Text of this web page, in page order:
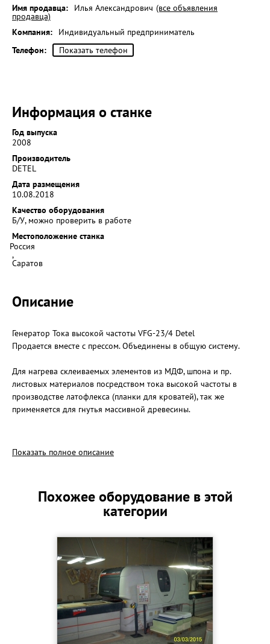
Имя продавца: Илья Александрович (все объявления
продавца)
Компания:
Индивидуальный предприниматель
Телефон:
Показать телефон
Информация о станке
Год выпуска
2008
Производитель
DETEL
Дата размещения
10.08.2018
Качество оборудования
Б/У, можно проверить в работе
Местоположение станка
Россия
,
Саратов
Описание
Генератор Тока высокой частоты VFG-23/4 Detel
Продается вместе с прессом. Объединены в общую систему.
Для нагрева склеиваемых элементов из МДФ, шпона и пр.
листовых материалов посредством тока высокой частоты в
производстве латофлекса (планки для кроватей), так же
применяется для гнутья массивной древесины.
Кол-во выходов (подключений) 2
Кол-во ступеней регулировки 5
Выходной ток 4,6 А
1-я ступень 9,6 кВт
2-я ступень 14,4 кВт
3-я ступень 19,2 кВт
4-я ступень 24,0 кВт
5-я ступень 28,8 кВт
Частота на выходе 4-8 Мгц
Габариты 900 х 1100 х 1800 мм
Показать полное описание
Похожее оборудование в этой
категории